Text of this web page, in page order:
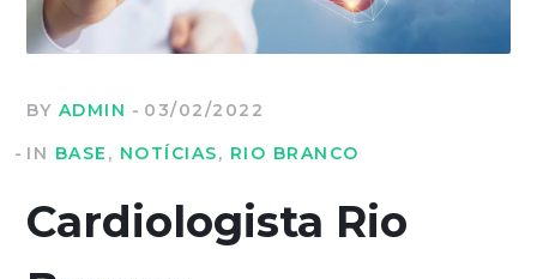
BY ADMIN
03/02/2022
IN BASE , NOTÍCIAS, RIO BRANCO
Cardiologista Rio